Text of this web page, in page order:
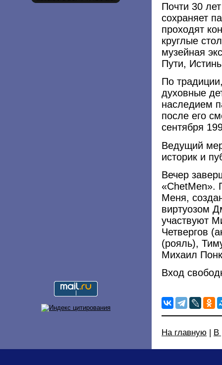
Почти 30
сохраняет
проходят
круглые
музейная
Пути,
По
духовные
наследием
после его
сентября
Ведущий
историк и
Вечер
«ChetMen».
Меня,
виртуозом
участвуют
Четвергов
(рояль),
Михаил
Вход
На главную | В